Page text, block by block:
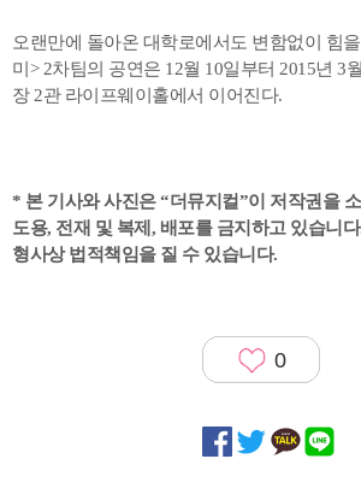
오랜만에 돌아온 대학로에서도 변함없이 힘
미> 2차팀의 공연은 12월 10일부터 2015년 3
장 2관 라이프웨이홀에서 이어진다.
* 본 기사와 사진은 “더뮤지컬”이 저작권을
도용, 전재 및 복제, 배포를 금지하고 있습니
형사상 법적책임을 질 수 있습니다.
0